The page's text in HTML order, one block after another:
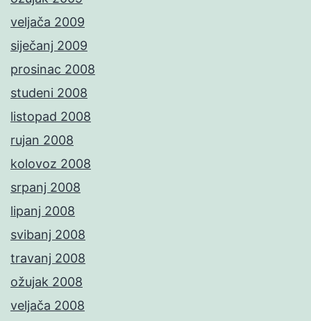
veljača 2009
siječanj 2009
prosinac 2008
studeni 2008
listopad 2008
rujan 2008
kolovoz 2008
srpanj 2008
lipanj 2008
svibanj 2008
travanj 2008
ožujak 2008
veljača 2008